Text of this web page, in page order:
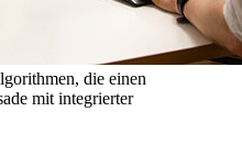
die einen
mit integrierter